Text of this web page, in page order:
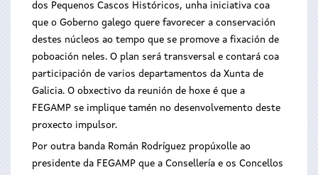
dos Pequenos Cascos Históricos, unha iniciativa coa
que o Goberno galego quere favorecer a conservación
destes núcleos ao tempo que se promove a fixación de
poboación neles. O plan será transversal e contará coa
participación de varios departamentos da Xunta de
Galicia. O obxectivo da reunión de hoxe é que a
FEGAMP se implique tamén no desenvolvemento deste
proxecto impulsor.
Por outra banda Román Rodríguez propúxolle ao
presidente da FEGAMP que a Consellería e os Concellos